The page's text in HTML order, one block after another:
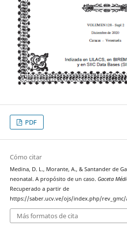
PDF
Cómo citar
Medina, D. L., Morante, A., & Santander de
neonatal. A propósito de un caso. Gaceta
Recuperado a partir de
https://saber.ucv.ve/ojs/index.php/rev_gmc/
Más formatos de cita